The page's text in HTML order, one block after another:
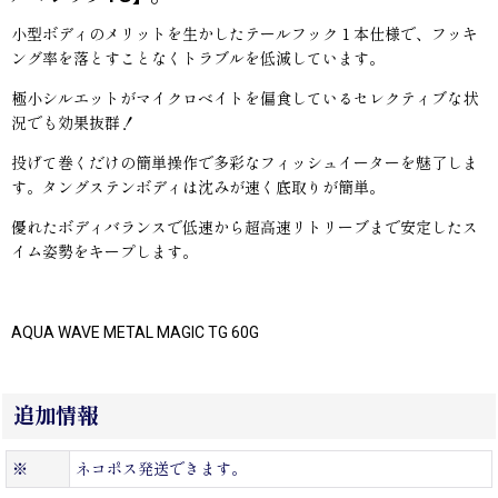
小型ボディのメリットを生かしたテールフック１本仕様で、フッキ
ング率を落とすことなくトラブルを低減しています。
極小シルエットがマイクロベイトを偏食しているセレクティブな状
況でも効果抜群！
投げて巻くだけの簡単操作で多彩なフィッシュイーターを魅了しま
す。タングステンボディは沈みが速く底取りが簡単。
優れたボディバランスで低速から超高速リトリーブまで安定したス
イム姿勢をキープします。
AQUA WAVE METAL MAGIC TG 60G
追加情報
※ ネコポス発送できます。